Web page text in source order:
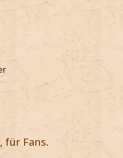
für Fans.